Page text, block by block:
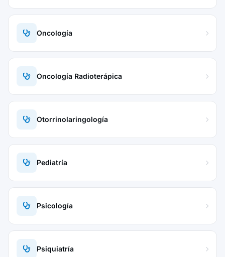
Oncología
Oncología Radioterápica
Otorrinolaringología
Pediatría
Psicología
Psiquiatría